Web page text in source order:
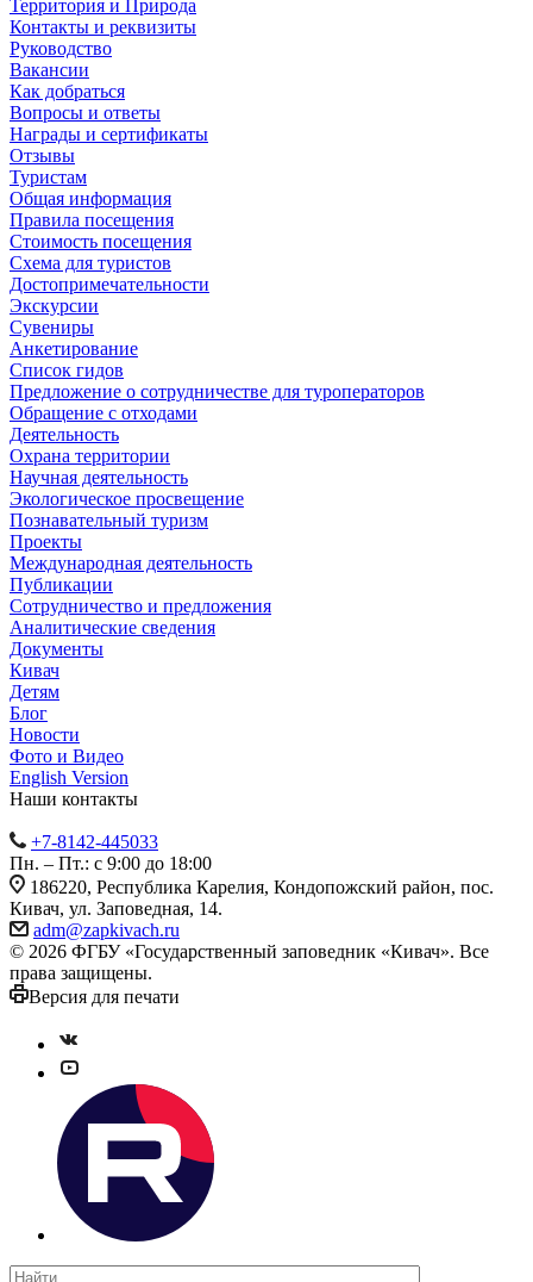
Территория и Природа
Контакты и реквизиты
Руководство
Вакансии
Как добраться
Вопросы и ответы
Награды и сертификаты
Отзывы
Туристам
Общая информация
Правила посещения
Стоимость посещения
Схема для туристов
Достопримечательности
Экскурсии
Сувениры
Анкетирование
Список гидов
Предложение о сотрудничестве для туроператоров
Обращение с отходами
Деятельность
Охрана территории
Научная деятельность
Экологическое просвещение
Познавательный туризм
Проекты
Международная деятельность
Публикации
Сотрудничество и предложения
Аналитические сведения
Документы
Кивач
Детям
Блог
Новости
Фото и Видео
English Version
Наши контакты
+7-8142-445033
Пн. – Пт.: с 9:00 до 18:00
186220, Республика Карелия, Кондопожский район, пос.
Кивач, ул. Заповедная, 14.
adm@zapkivach.ru
© 2026 ФГБУ «Государственный заповедник «Кивач». Все
права защищены.
Версия для печати